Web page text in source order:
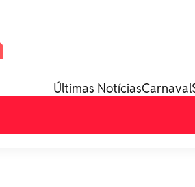
Últimas NotíciasCarnaval